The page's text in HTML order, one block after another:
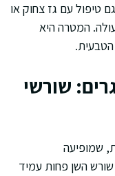
טיפול עם גז צחוק או
המטרה היא
שורשי
שמופיעה
שורש השן פחות עמיד